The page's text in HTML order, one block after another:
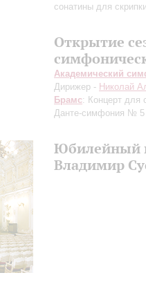
сонатины для
Открытие
Академический
Дирижер - Николай
Брамс: Концерт для
Данте-симфония № 5
Юбилейный
Владимир